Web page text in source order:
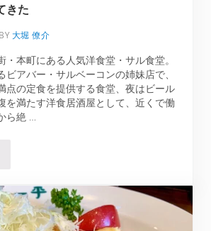
きた
BY 大堀 僚介
・本町にある人気洋食堂・サル食堂。
ビアバー・サルベーコンの姉妹店で、
点の定食を提供する食堂、夜はビール
を満たす洋食居酒屋として、近くで働
ら絶 …
でボリューム満点の名物ランチ・トンテキ定食を